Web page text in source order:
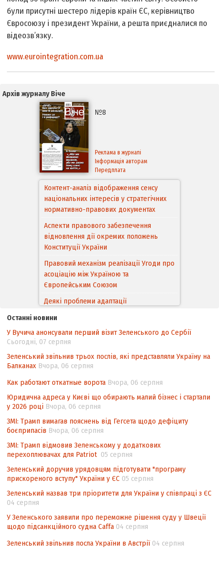
були присутні шестеро лідерів країн ЄС, керівництво
Євросоюзу і президент України, а решта приєдналися по
відеозв’язку.
www.eurointegration.com.ua
Архів журналу Віче
№8
Реклама в журналі
Інформація авторам
Передплата
Контент-аналіз відображення сенсу
національних інтересів у стратегічних
нормативно-правових документах
Аспекти правового забезпечення
відновлення дії окремих положень
Конституції України
Правовий механізм реалізації Угоди про
асоціацію між Україною та
Європейським Cоюзом
Деякі проблеми адаптації
походження товарів відповідно до
Угоди про торговельні аспекти прав
інтелектуальної власності (TRIPS) у
контексті євроінтеграції
Аналіз виборчого законодавства щодо
невизначеності механізму повторного
підрахунку голосів виборців
Інформаційна безпека суспільства
Останні новини
У Вучича анонсували перший візит Зеленського до Сербії
Сьогодні, 07 серпня
Зеленський звільнив трьох послів, які представляли Україну на
Балканах Вчора, 06 серпня
Как работают откатные ворота Вчора, 06 серпня
Юридична адреса у Києві що обирають малий бізнес і стартапи
у 2026 році Вчора, 06 серпня
ЗМІ: Трамп вимагав пояснень від Гегсета щодо дефіциту
боєприпасів Вчора, 06 серпня
ЗМІ: Трамп відмовив Зеленському у додаткових
перехоплювачах для Patriot 05 серпня
Зеленський доручив урядовцям підготувати "програму
прискореного вступу" України у ЄС 05 серпня
Зеленський назвав три пріоритети для України у співпраці з ЄС
04 серпня
У Зеленського заявили про переможне рішення суду у Швеції
щодо підсанкційного судна Caffa 04 серпня
Зеленський звільнив посла України в Австрії 04 серпня